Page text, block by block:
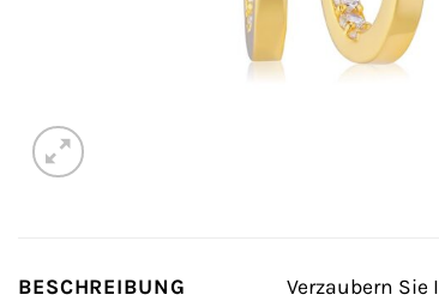
BESCHREIBUNG Verzaubern